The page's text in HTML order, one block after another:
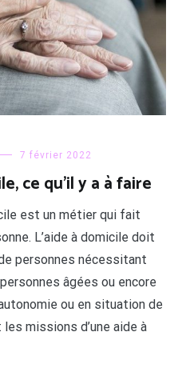
7 février 2022
ce qu’il y a à faire
est un métier qui fait
L’aide à domicile doit
personnes nécessitant
âgées ou encore
ou en situation de
missions d’une aide à